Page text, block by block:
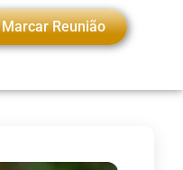
Marcar Reunião